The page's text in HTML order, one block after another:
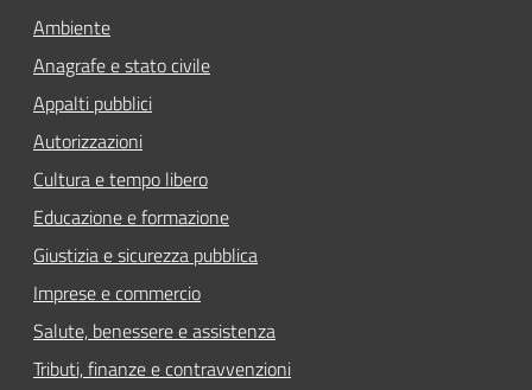
Ambiente
Anagrafe e stato civile
Appalti pubblici
Autorizzazioni
Cultura e tempo libero
Educazione e formazione
Giustizia e sicurezza pubblica
Imprese e commercio
Salute, benessere e assistenza
Tributi, finanze e contravvenzioni